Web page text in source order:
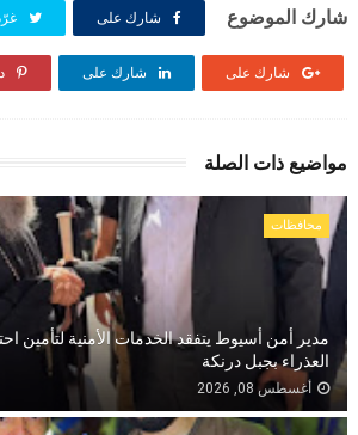
شارك الموضوع شارك على
شارك على شارك على
مواضيع ذات الصلة
محافظات
مدير أمن أسيوط يتفقد الخدمات الأمنية لتأمين
العذراء بجبل درنكة
أغسطس 08, 2026